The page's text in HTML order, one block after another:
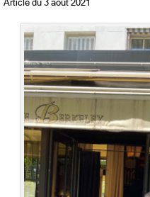
Article du 3 août 2021